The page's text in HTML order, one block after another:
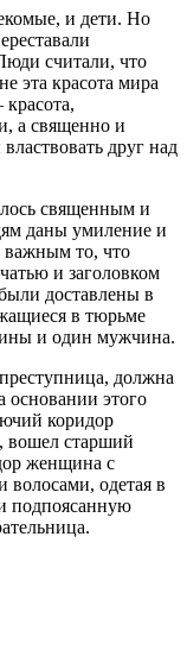
и дети. Но
считали, что
эта красота мира
а священно и
друг над
священным и
даны умиление и
важным то, что
и заголовком
доставлены в
в тюрьме
и один мужчина.
должна
основании этого
коридор
вошел старший
женщина с
одетая в
подпоясанную